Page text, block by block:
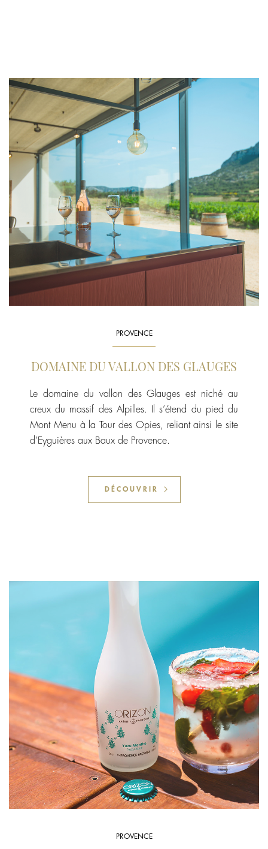
PROVENCE
DOMAINE DU VALLON DES GLAUGES
Le domaine du vallon des Glauges est niché au
creux du massif des Alpilles. Il s’étend du pied du
Mont Menu à la Tour des Opies, reliant ainsi le site
d’Eyguières aux Baux de Provence.
DÉCOUVRIR
PROVENCE